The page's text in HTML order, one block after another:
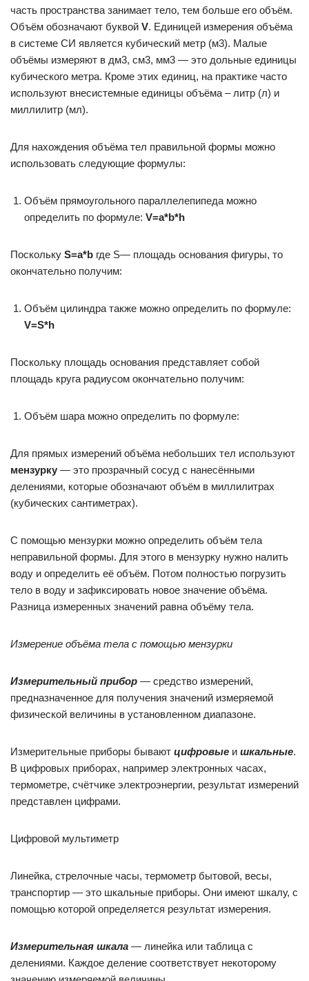
часть пространства занимает тело, тем больше его объём.
Объём обозначают буквой V. Единицей измерения объёма
в системе СИ является кубический метр (м3). Малые
объёмы измеряют в дм3, см3, мм3 — это дольные единицы
кубического метра. Кроме этих единиц, на практике часто
используют внесистемные единицы объёма – литр (л) и
миллилитр (мл).
Для нахождения объёма тел правильной формы можно
использовать следующие формулы:
Объём прямоугольного параллелепипеда можно
определить по формуле: V=a*b*h
Поскольку S=a*b где S— площадь основания фигуры, то
окончательно получим:
Объём цилиндра также можно определить по формуле:
V=S*h
Поскольку площадь основания представляет собой
площадь круга радиусом окончательно получим:
Объём шара можно определить по формуле:
Для прямых измерений объёма небольших тел используют
мензурку — это прозрачный сосуд с нанесёнными
делениями, которые обозначают объём в миллилитрах
(кубических сантиметрах).
С помощью мензурки можно определить объём тела
неправильной формы. Для этого в мензурку нужно налить
воду и определить её объём. Потом полностью погрузить
тело в воду и зафиксировать новое значение объёма.
Разница измеренных значений равна объёму тела.
Измерение объёма тела с помощью мензурки
Измерительный прибор — средство измерений,
предназначенное для получения значений измеряемой
физической величины в установленном диапазоне.
Измерительные приборы бывают цифровые и шкальные.
В цифровых приборах, например электронных часах,
термометре, счётчике электроэнергии, результат измерений
представлен цифрами.
Цифровой мультиметр
Линейка, стрелочные часы, термометр бытовой, весы,
транспортир — это шкальные приборы. Они имеют шкалу, с
помощью которой определяется результат измерения.
Измерительная шкала — линейка или таблица с
делениями. Каждое деление соответствует некоторому